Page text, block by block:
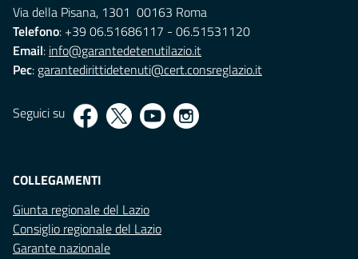
Via della Pisana, 1301 00163 Roma
Telefono: +39 06.51686117 - 06.51531120
Email: info@garantedetenutilazio.it
Pec: garantedirittidetenuti@cert.consreglazio.it
Seguici su
COLLEGAMENTI
Giunta regionale del Lazio
Consiglio regionale del Lazio
Garante nazionale